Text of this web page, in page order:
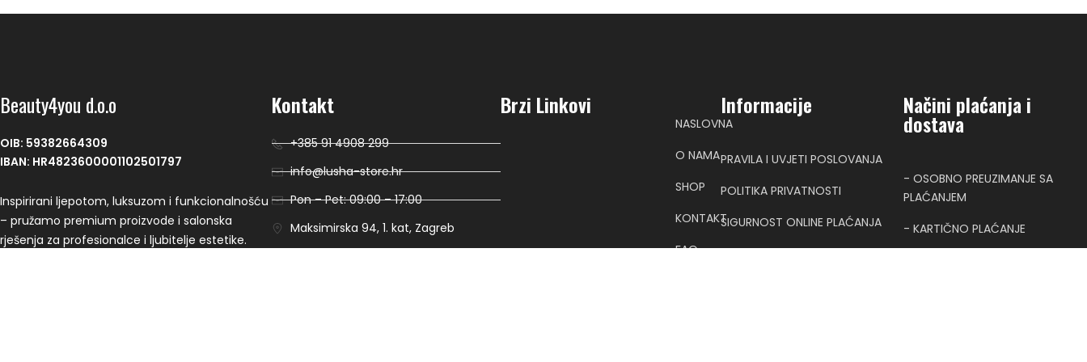
Beauty4you d.o.o
OIB: 59382664309
IBAN: HR4823600001102501797
Inspirirani ljepotom, luksuzom i funkcionalnošću
– pružamo premium proizvode i salonska
rješenja za profesionalce i ljubitelje estetike.
Kontakt
+385 91 4908 299
info@lusha-store.hr
Pon – Pet: 09:00 – 17:00
Maksimirska 94, 1. kat, Zagreb
Brzi Linkovi
NASLOVNA
O NAMA
SHOP
KONTAKT
FAQ
Informacije
PRAVILA I UVJETI POSLOVANJA
POLITIKA PRIVATNOSTI
SIGURNOST ONLINE PLAĆANJA
Načini plaćanja i
dostava
- OSOBNO PREUZIMANJE SA
PLAĆANJEM
- KARTIČNO PLAĆANJE